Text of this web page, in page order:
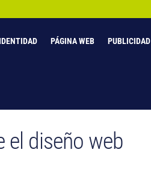
PÁGINA WEB PUBLICIDAD
el diseño web